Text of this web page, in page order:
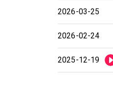
2026-03-25
2026-02-24
2025-12-19